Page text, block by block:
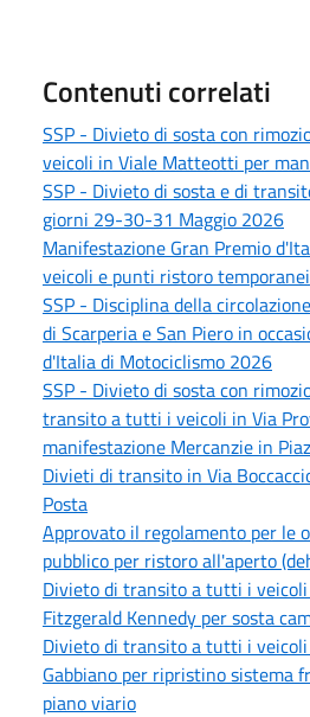
Contenuti correlati
SSP - Divieto di sosta con
veicoli in Viale Matteotti per
SSP - Divieto di sosta e di
giorni 29-30-31 Maggio 2026
Manifestazione Gran Premio
veicoli e punti ristoro temporanei
SSP - Disciplina della
di Scarperia e San Piero in
d'Italia di Motociclismo 2026
SSP - Divieto di sosta con
transito a tutti i veicoli in Via
manifestazione Mercanzie in
Divieti di transito in Via
Posta
Approvato il regolamento per le
pubblico per ristoro all'aperto
Divieto di transito a tutti i veicoli
Fitzgerald Kennedy per sosta
Divieto di transito a tutti i
Gabbiano per ripristino sistema
piano viario